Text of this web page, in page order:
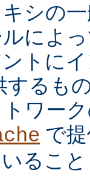
シの
によ
トに
するも
ワー
で
るこ